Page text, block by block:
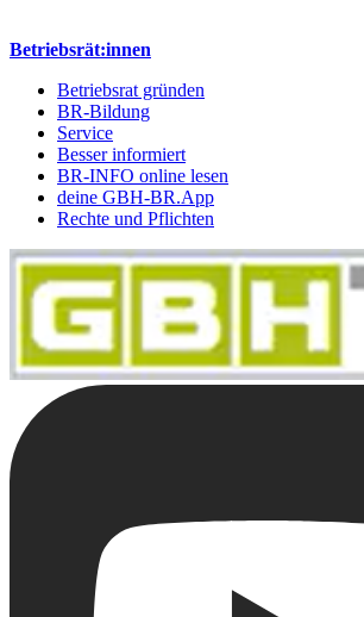
Betriebsrät:innen
Betriebsrat gründen
BR-Bildung
Service
Besser informiert
BR-INFO online lesen
deine GBH-BR.App
Rechte und Pflichten